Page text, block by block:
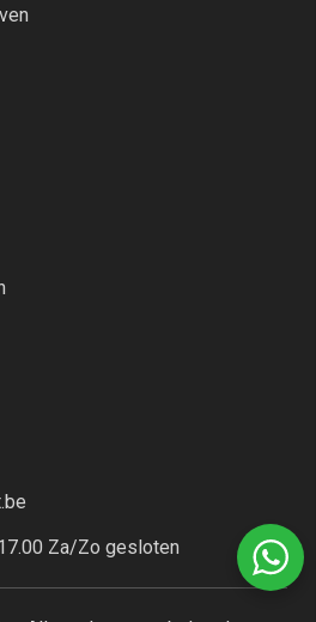
Za/Zo gesloten